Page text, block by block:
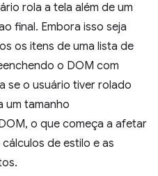
rola a tela além de um
final. Embora isso seja
os itens de uma lista de
o DOM com
se o usuário tiver rolado
um tamanho
o que começa a afetar
de estilo e as